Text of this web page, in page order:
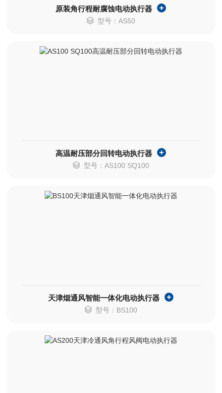
原装角行程耐腐蚀电动执行器
型号：AS50
高温耐压部分回转电动执行器
型号：AS100 SQ100
天津烟通风智能一体化电动执行器
型号：BS100